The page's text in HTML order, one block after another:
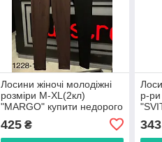
Лосини жіночі молодіжні
розміри M-XL(2кл)
"MARGO" купити недорого
постачальника
425₴
р-
343